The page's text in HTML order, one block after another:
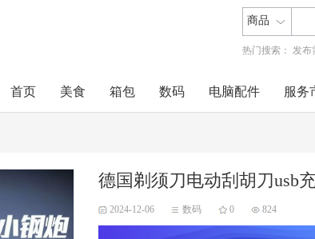
商品
热门搜索： 发布
首页 美食 箱包 数码 电脑配件 服务
德国剃须刀电动刮胡刀usb
2024-12-06 数码 0 824